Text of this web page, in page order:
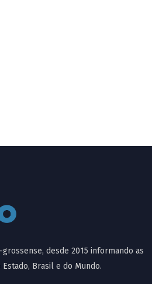
desde 2015 informando as
Brasil e do Mundo.